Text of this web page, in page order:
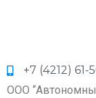
+7 (4212) 61-
ООО